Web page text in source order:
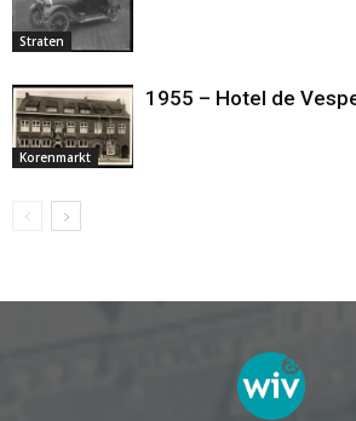
Straten
Korenmarkt
1955 – Hotel de